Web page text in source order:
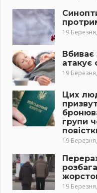
19
Вбиває
атакує
19
Цих
групи
19
19